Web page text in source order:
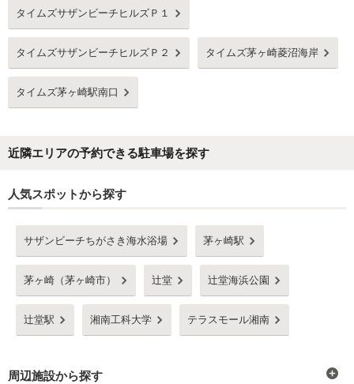
タイムズサザンビーチヒルズＰ１
タイムズサザンビーチヒルズＰ２ タイムズ茅ヶ崎菱沼海岸
タイムズ茅ヶ崎駅南口
近隣エリアの予約できる駐車場を探す
人気スポットから探す
サザンビーチちがさき海水浴場 茅ヶ崎駅
茅ヶ崎（茅ヶ崎市） 辻堂 辻堂海浜公園
辻堂駅 湘南工科大学 テラスモール湘南
周辺施設から探す